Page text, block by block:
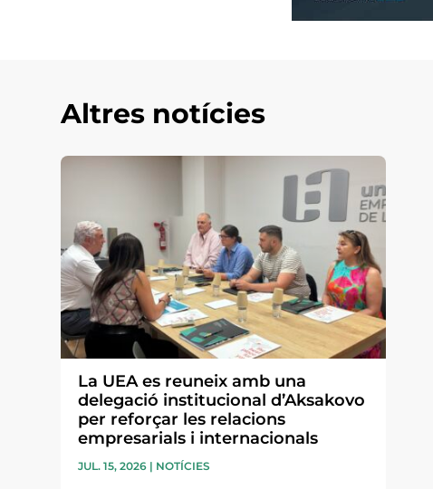
Altres notícies
La UEA es reuneix amb una
delegació institucional d’Aksakovo
per reforçar les relacions
empresarials i internacionals
JUL. 15, 2026 | NOTÍCIES